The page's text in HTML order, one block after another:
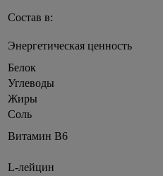
Состав в:
Энергетическая ценность
Белок
Углеводы
Жиры
Соль
Витамин В6
L-лейцин